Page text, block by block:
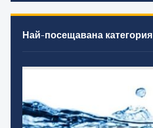
Най-посещавана категория